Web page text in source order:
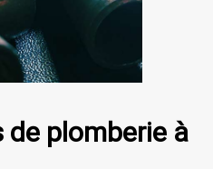
de plomberie à